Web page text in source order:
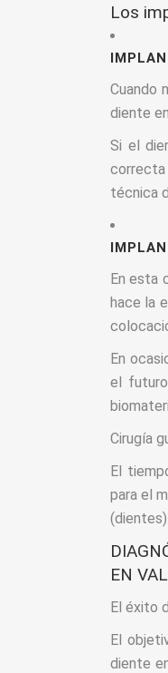
Los
Cuando
diente
Si el
correcta
técnica
En esta
hace la
En
el
Cirugía
El
para el
EN
El éxito
El
diente